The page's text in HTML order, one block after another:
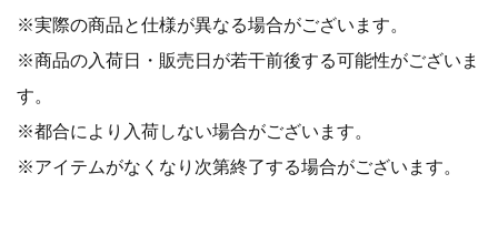
※実際の商品と仕様が異なる場合がございます。
※商品の入荷日・販売日が若干前後する可能性がございま
す。
※都合により入荷しない場合がございます。
※アイテムがなくなり次第終了する場合がございます。